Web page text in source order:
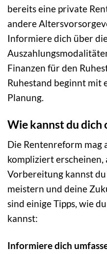
bereits eine private
andere
Informiere dich über
Finanzen für den
Ruhestand beginnt mit
Planung.
Wie kannst du
Die Rentenreform mag
kompliziert
Vorbereitung kannst
meistern und deine
sind einige Tipps, wie
kannst:
Informiere dich